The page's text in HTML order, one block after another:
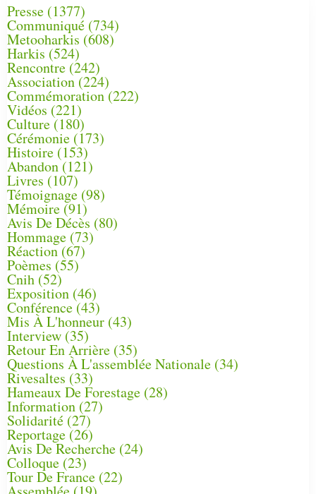
Presse (1377)
Communiqué (734)
Metooharkis (608)
Harkis (524)
Rencontre (242)
Association (224)
Commémoration(222)
Vidéos (221)
Culture(180)
Cérémonie (173)
Histoire (153)
Abandon(121)
Livres (107)
Témoignage (98)
Mémoire (91)
Avis De Décès (80)
Hommage (73)
Réaction(67)
Poèmes (55)
Cnih (52)
Exposition (46)
Conférence(43)
Mis À L'honneur (43)
Interview (35)
Retour En Arrière (35)
Questions À L'assemblée Nationale (34)
Rivesaltes (33)
Hameaux De Forestage (28)
Information (27)
Solidarité (27)
Reportage(26)
Avis De Recherche (24)
Colloque (23)
Tour De France (22)